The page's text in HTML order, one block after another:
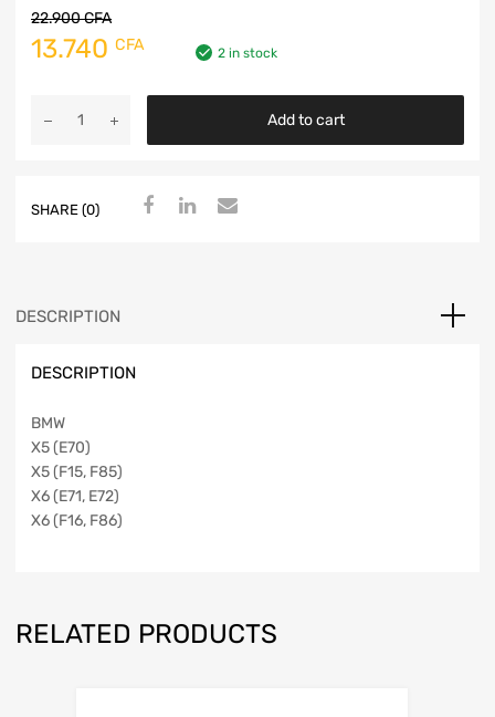
22.900CFA
13.740 CFA 2 in stock
Add to cart
SHARE (0)
DESCRIPTION
DESCRIPTION
BMW
X5 (E70)
X5 (F15, F85)
X6 (E71, E72)
X6 (F16, F86)
RELATED PRODUCTS